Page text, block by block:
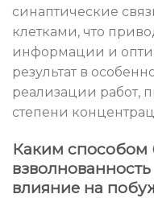
синаптические
клетками, что
информации и
результат в
реализации работ,
степени
Каким способом
влияние на